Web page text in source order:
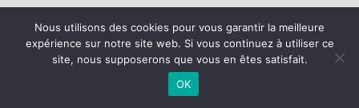
2026 - Baie d'Armor Handball Plérin-Saint Brieuc | Site internet
réalisé par
MENTIONS LÉGALES
Nous utilisons des cookies pour vous garantir la meilleure
expérience sur notre site web. Si vous continuez à utiliser ce
site, nous supposerons que vous en êtes satisfait.
OK